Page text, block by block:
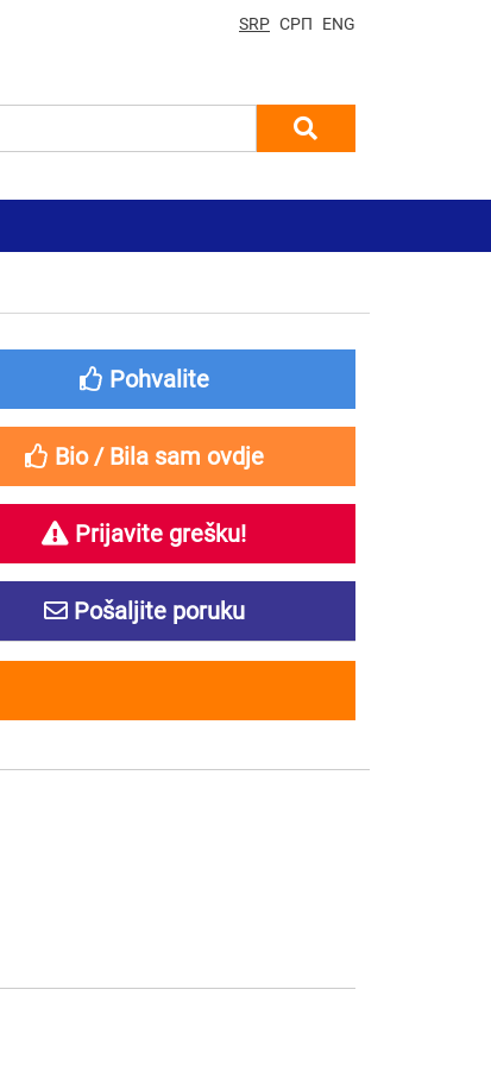
SRP СРП ENG
Pohvalite
Bio / Bila sam ovdje
Prijavite grešku!
Pošaljite poruku